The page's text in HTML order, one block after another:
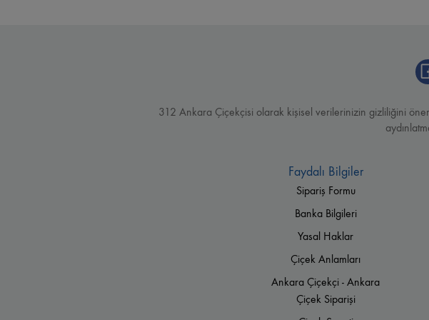
312 Ankara Çiçekçisi olarak kişisel verilerinizin gizliliğini
Faydalı Bilgiler
Sipariş Formu
Banka Bilgileri
Yasal Haklar
Çiçek Anlamları
Ankara Çiçekçi - Ankara
Çiçek Siparişi